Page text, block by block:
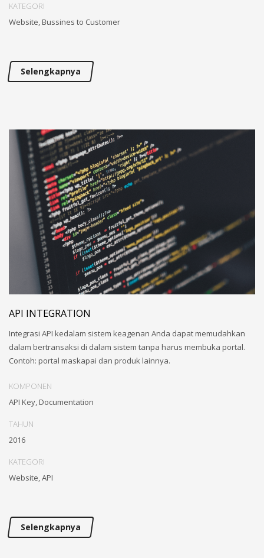
KATEGORI
Website, Bussines to Customer
Selengkapnya
API INTEGRATION
Integrasi API kedalam sistem keagenan Anda dapat memudahkan
dalam bertransaksi di dalam sistem tanpa harus membuka portal.
Contoh: portal maskapai dan produk lainnya.
KOMPONEN
API Key, Documentation
TAHUN
2016
KATEGORI
Website, API
Selengkapnya